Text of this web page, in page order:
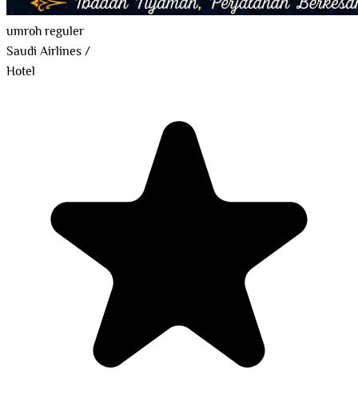
umroh reguler
Saudi Airlines/
Hotel